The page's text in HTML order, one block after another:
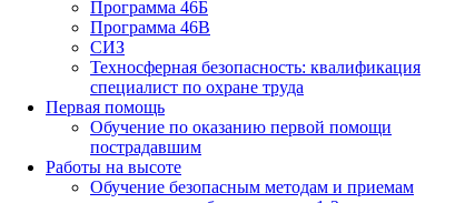
Программа 46Б
Программа 46В
СИЗ
Техносферная безопасность: квалификация
специалист по охране труда
Первая помощь
Обучение по оказанию первой помощи
пострадавшим
Работы на высоте
Обучение безопасным методам и приемам